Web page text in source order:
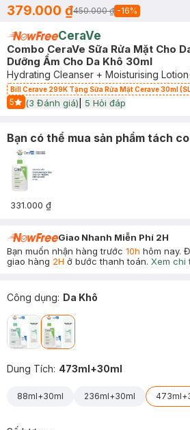
379.000 ₫450.000 ₫ -16%
CeraVe
Combo CeraVe Sữa Rửa Mặt Cho
Dưỡng Ẩm Cho Da Khô 30ml
Hydrating Cleanser + Moisturising Lotion
Bill Cerave 299K Tặng Sữa Rửa Mặt Cerave 30ml
5
Start Icon
(3 Đánh giá) 5 Hỏi đáp
Bạn có thể mua sản phẩm tách
331.000 ₫
Giao Nhanh Miễn Phí 2H
Bạn muốn nhận hàng trước 10h hôm nay.
giao hàng 2H ở bước thanh toán. Xem chi
Công dụng: Da Khô
Dung Tích: 473ml+30ml
88ml+30ml 236ml+30ml